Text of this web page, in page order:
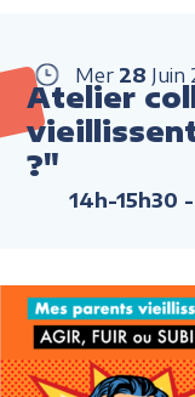
Mer 28 Juin
Atelier
?"
14h-15h30